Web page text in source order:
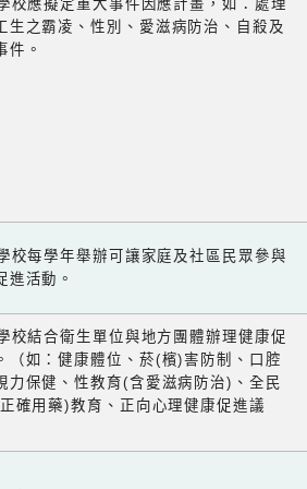
校應擬定重大事件因應計畫，如：處理
生之霸凌、性別、愛滋病防治、自殺及
件。
校每學年舉辦可讓家庭及社區民眾參與
進活動。
校結合衛生單位與地方團體辦理健康促
（如：健康體位、菸(檳)害防制、口腔
力保健、性教育(含愛滋病防治)、全民
確用藥)教育、正向心理健康促進議